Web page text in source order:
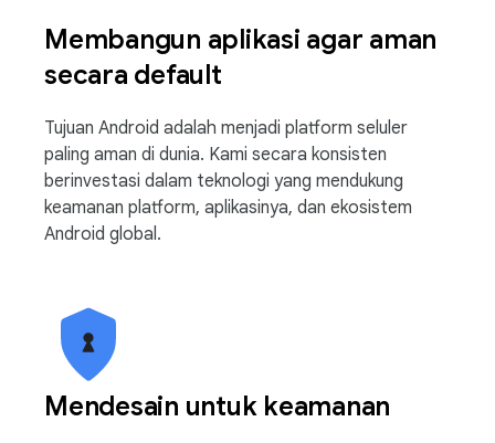
Membangun aplikasi agar aman
secara default
Tujuan Android adalah menjadi platform seluler
paling aman di dunia. Kami secara konsisten
berinvestasi dalam teknologi yang mendukung
keamanan platform, aplikasinya, dan ekosistem
Android global.
Mendesain untuk keamanan